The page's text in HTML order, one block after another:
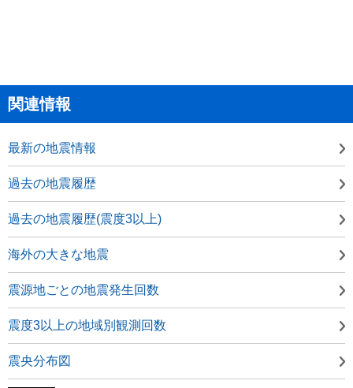
関連情報
最新の地震情報
過去の地震履歴
過去の地震履歴(震度3以上)
海外の大きな地震
震源地ごとの地震発生回数
震度3以上の地域別観測回数
震央分布図